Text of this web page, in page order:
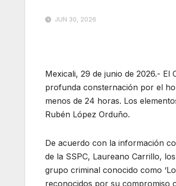
JUN 30, 2026
Mexicali, 29 de junio de 2026.- El
profunda consternación por el
menos de 24 horas. Los
Rubén López Orduño.
De acuerdo con la información
de la SSPC, Laureano Carrillo,
grupo criminal conocido como
reconocidos por su compromiso